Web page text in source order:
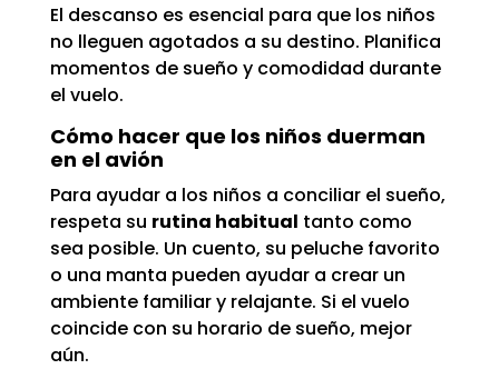
El descanso es esencial para que los niños
no lleguen agotados a su destino. Planifica
momentos de sueño y comodidad durante
el vuelo.
Cómo hacer que los niños duerman
en el avión
Para ayudar a los niños a conciliar el sueño,
respeta su rutina habitual tanto como
sea posible. Un cuento, su peluche favorito
o una manta pueden ayudar a crear un
ambiente familiar y relajante. Si el vuelo
coincide con su horario de sueño, mejor
aún.